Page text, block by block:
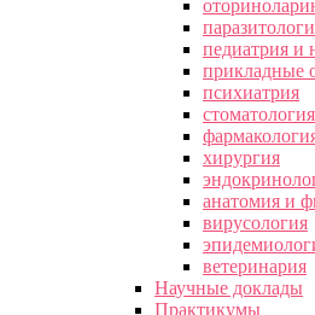
педиатрия и
прикладные
психиатрия
стоматология
хирургия
анатомия и
вирусология
ветеринария
Научные доклады
Практикумы